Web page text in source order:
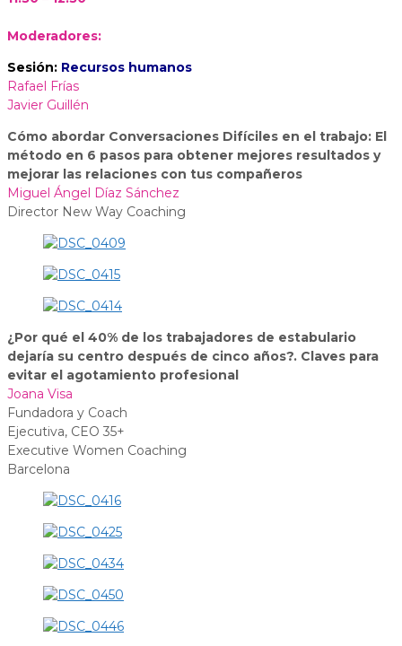
Moderadores:
Sesión: Recursos humanos
Rafael Frías
Javier Guillén
Cómo abordar Conversaciones Difíciles en el trabajo: El
método en 6 pasos para obtener mejores resultados y
mejorar las relaciones con tus compañeros
Miguel Ángel Díaz Sánchez
Director New Way Coaching
¿Por qué el 40% de los trabajadores de estabulario
dejaría su centro después de cinco años?. Claves para
evitar el agotamiento profesional
Joana Visa
Fundadora y Coach
Ejecutiva, CEO 35+
Executive Women Coaching
Barcelona